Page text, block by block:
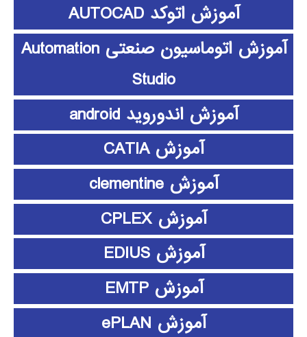
آموزش اتوکد AUTOCAD
آموزش اتوماسیون صنعتی Automation
Studio
آموزش اندوروید android
آموزش CATIA
آموزش clementine
آموزش CPLEX
آموزش EDIUS
آموزش EMTP
آموزش ePLAN